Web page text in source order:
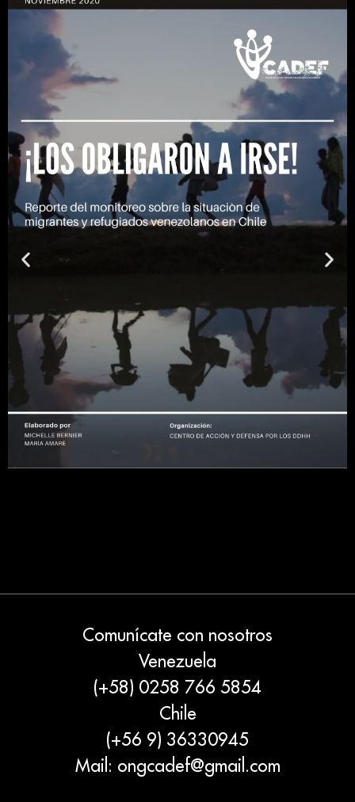
Comunícate con nosotros
Venezuela
(+58) 0258 766 5854
Chile
(+56 9) 36330945
Mail: ongcadef@gmail.com